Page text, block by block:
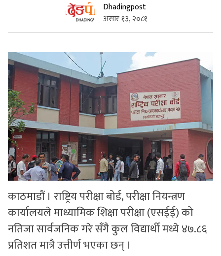
सुचनाहरु
स्वास्थ्य
भिडियो
Dhadingpost
असार १३, २०८१
काठमाडौं । राष्ट्रिय परीक्षा बोर्ड, परीक्षा नियन्त्रण
कार्यालयले माध्यामिक शिक्षा परीक्षा (एसईई) को
नतिजा सार्वजनिक गरे सँगै कुल विद्यार्थी मध्ये ४७.८६
प्रतिशत मात्रै उत्तीर्ण भएका छन् ।